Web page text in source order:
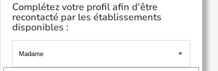
Complétez votre profil afin d'être
recontacté par les établissements
disponibles :